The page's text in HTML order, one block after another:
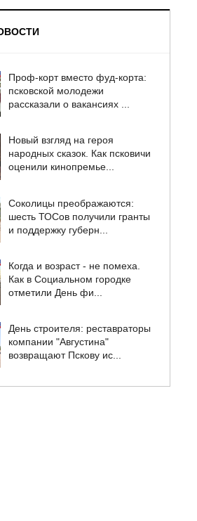
Проф-корт вместо фуд-корта:
псковской молодежи
рассказали о вакансиях ...
Новый взгляд на героя
народных сказок. Как псковичи
оценили кинопремье...
Соколицы преображаются:
шесть ТОСов получили гранты
и поддержку губерн...
Когда и возраст - не помеха.
Как в Социальном городке
отметили День фи...
День строителя: реставраторы
компании "Августина"
возвращают Пскову ис...